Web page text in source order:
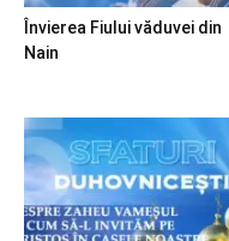
Învierea Fiului văduvei din
Nain